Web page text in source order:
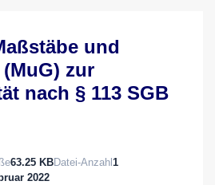
und
zur
nach § 113 SGB
63.25 KBDatei-Anzahl 1
2022